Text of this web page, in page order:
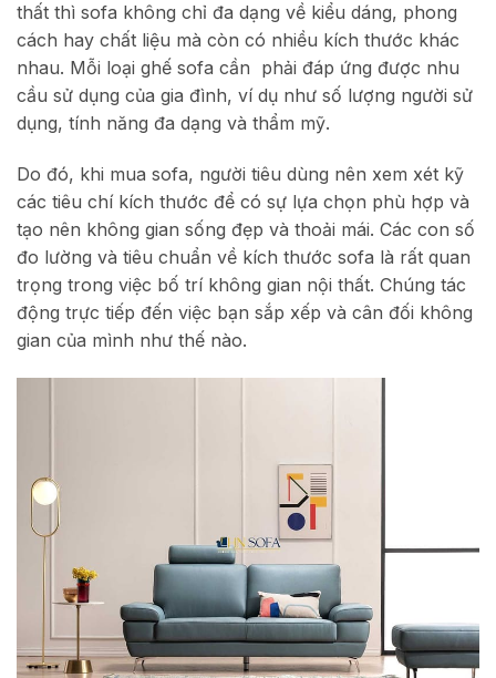
thất thì sofa không chỉ đa dạng về kiểu dáng, phong
cách hay chất liệu mà còn có nhiều kích thước khác
nhau. Mỗi loại ghế sofa cần phải đáp ứng được nhu
cầu sử dụng của gia đình, ví dụ như số lượng người sử
dụng, tính năng đa dạng và thẩm mỹ.
Do đó, khi mua sofa, người tiêu dùng nên xem xét kỹ
các tiêu chí kích thước để có sự lựa chọn phù hợp và
tạo nên không gian sống đẹp và thoải mái. Các con số
đo lường và tiêu chuẩn về kích thước sofa là rất quan
trọng trong việc bố trí không gian nội thất. Chúng tác
động trực tiếp đến việc bạn sắp xếp và cân đối không
gian của mình như thế nào.